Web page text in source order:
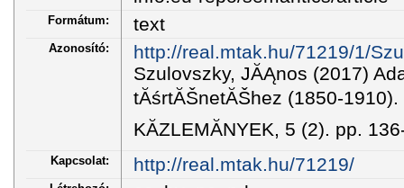
Formátum: text
Azonosító:
http://real.mtak.hu/71219/1/
Szulovszky, JĂĄnos (2017)
tĂśrtĂŠnetĂŠhez (1850-1910).
KĂZLEMĂNYEK, 5 (2). pp.
Kapcsolat: http://real.mtak.hu/71219/